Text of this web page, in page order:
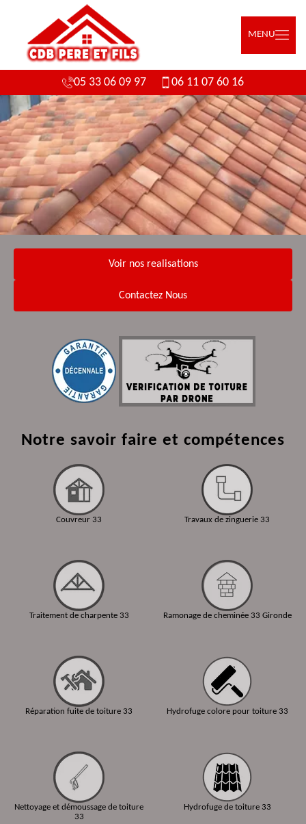
MENU
05 33 06 09 97 06 11 07 60 16
Voir nos realisations
Contactez Nous
Notre savoir faire et compétences
Couvreur 33
Traitement de charpente 33
Réparation fuite de toiture 33
Nettoyage et démoussage de toiture
33
Travaux de zinguerie 33
Ramonage de cheminée 33 Gironde
Hydrofuge colore pour toiture 33
Hydrofuge de toiture 33